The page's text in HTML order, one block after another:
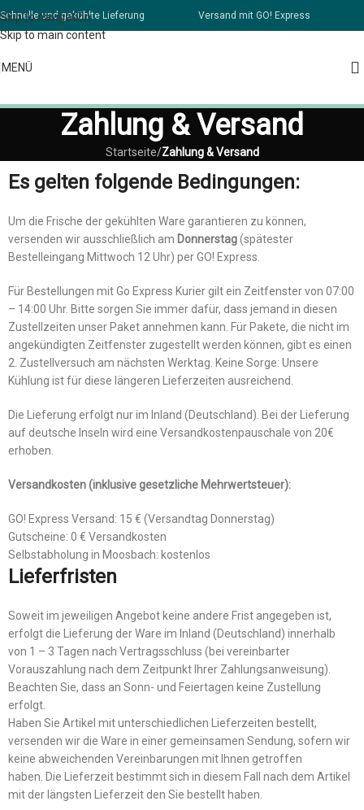
Skip to navigation
Skip to main content
Schnelle und gekühlte Lieferung Versand mit GO! Express
MENÜ
Zahlung & Versand
Startseite/Zahlung & Versand
Es gelten folgende Bedingungen:
Um die Frische der gekühlten Ware garantieren zu können,
versenden wir ausschließlich am Donnerstag(spätester
Bestelleingang Mittwoch 12 Uhr) per GO! Express.
Für Bestellungen mit Go Express Kurier gilt ein Zeitfenster von 07:00
– 14:00 Uhr. Bitte sorgen Sie immer dafür, dass jemand in diesen
Zustellzeiten unser Paket annehmen kann. Für Pakete, die nicht im
angekündigten Zeitfenster zugestellt werden können, gibt es einen
2. Zustellversuch am nächsten Werktag. Keine Sorge: Unsere
Kühlung ist für diese längeren Lieferzeiten ausreichend.
Die Lieferung erfolgt nur im Inland (Deutschland). Bei der Lieferung
auf deutsche Inseln wird eine Versandkostenpauschale von 20€
erhoben.
Versandkosten (inklusive gesetzliche Mehrwertsteuer):
GO! Express Versand: 15 € (Versandtag Donnerstag)
Gutscheine: 0 € Versandkosten
Selbstabholung in Moosbach: kostenlos
Lieferfristen
Soweit im jeweiligen Angebot keine andere Frist angegeben ist,
erfolgt die Lieferung der Ware im Inland (Deutschland) innerhalb
von 1 – 3 Tagen nach Vertragsschluss (bei vereinbarter
Vorauszahlung nach dem Zeitpunkt Ihrer Zahlungsanweisung).
Beachten Sie, dass an Sonn- und Feiertagen keine Zustellung
erfolgt.
Haben Sie Artikel mit unterschiedlichen Lieferzeiten bestellt,
versenden wir die Ware in einer gemeinsamen Sendung, sofern wir
keine abweichenden Vereinbarungen mit Ihnen getroffen
haben. Die Lieferzeit bestimmt sich in diesem Fall nach dem Artikel
mit der längsten Lieferzeit den Sie bestellt haben.